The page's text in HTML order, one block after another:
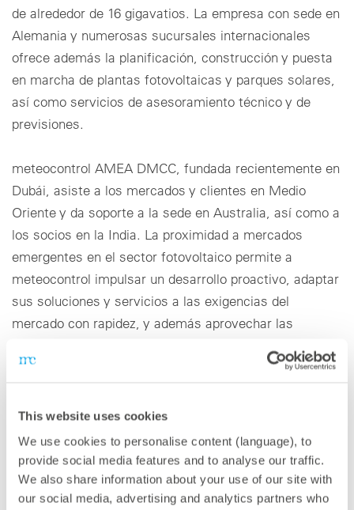
This website uses cookies
We use cookies to personalise content (language), to
provide social media features and to analyse our traffic.
We also share information about your use of our site with
our social media, advertising and analytics partners who
de alrededor de 16 gigavatios. La empresa con sede en
Alemania y numerosas sucursales internacionales
ofrece además la planificación, construcción y puesta
en marcha de plantas fotovoltaicas y parques solares,
así como servicios de asesoramiento técnico y de
previsiones.
meteocontrol AMEA DMCC, fundada recientemente en
Dubái, asiste a los mercados y clientes en Medio
Oriente y da soporte a la sede en Australia, así como a
los socios en la India. La proximidad a mercados
emergentes en el sector fotovoltaico permite a
meteocontrol impulsar un desarrollo proactivo, adaptar
sus soluciones y servicios a las exigencias del
mercado con rapidez, y además aprovechar las
firmemente su vista fija en los mercados fotovoltaicos
mercado pronostican un fuerte crecimiento del sector
de la energía solar en todo el mundo y especialmente
en los países que el equipo de meteocontrol coordina
desde Dubái.